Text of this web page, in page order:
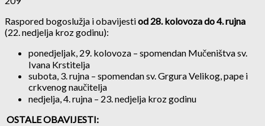
Raspored bogoslužja i obavijestiod 28. kolovoza do 4. rujna
(22. nedjelja kroz godinu):
ponedjeljak, 29. kolovoza – spomendan Mučeništva sv.
Ivana Krstitelja
subota, 3. rujna – spomendan sv. Grgura Velikog, pape i
crkvenog naučitelja
nedjelja, 4. rujna – 23. nedjelja kroz godinu
OSTALE OBAVIJESTI: